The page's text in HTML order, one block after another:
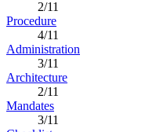
2/11
Procedure
4/11
Administration
3/11
Architecture
2/11
Mandates
3/11